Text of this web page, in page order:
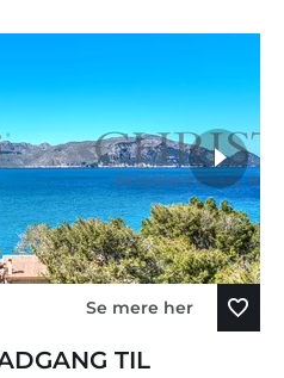
Se mere her
TIL